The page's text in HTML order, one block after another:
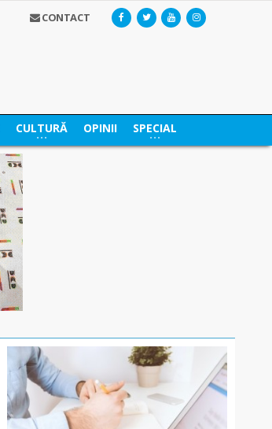
CONTACT
CULTURĂ OPINII SPECIAL